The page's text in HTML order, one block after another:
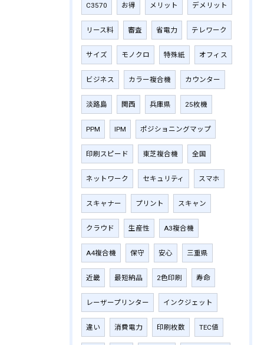
C3570 お得 メリット デメリット
リース料 審査 省電力 テレワーク
サイズ モノクロ 特殊紙 オフィス
ビジネス カラー複合機 カウンター
淡路島 関西 兵庫県 25枚機
PPM IPM ポジショニングマップ
印刷スピード 東芝複合機 全国
ネットワーク セキュリティ スマホ
スキャナー プリント スキャン
クラウド 生産性 A3複合機
A4複合機 保守 安心 三重県
近畿 最短納品 2色印刷 寿命
レーザープリンター インクジェット
違い 消費電力 印刷枚数 TEC値